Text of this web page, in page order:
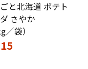
と北海道 ポテト
さやか
／袋）